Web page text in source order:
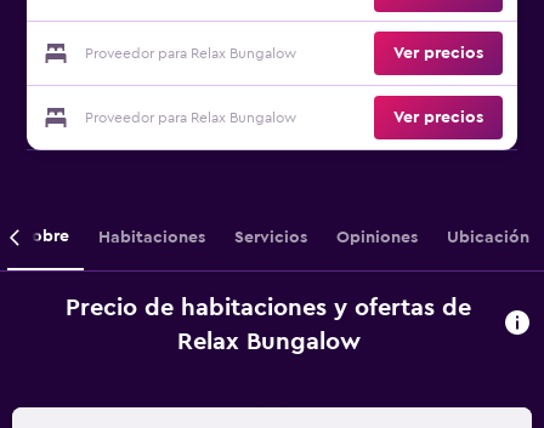
Proveedor para Relax Bungalow Ver precios
Proveedor para Relax Bungalow Ver precios
Sobre Habitaciones Servicios Opiniones Ubicación
Precio de habitaciones y ofertas de
Relax Bungalow